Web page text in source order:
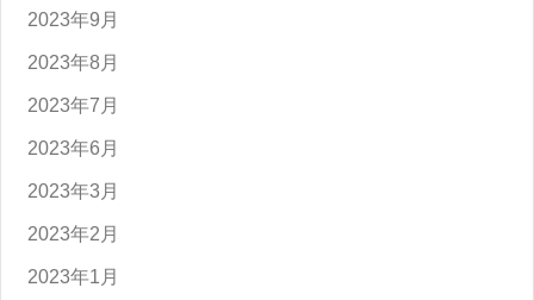
2023年9月
2023年8月
2023年7月
2023年6月
2023年3月
2023年2月
2023年1月